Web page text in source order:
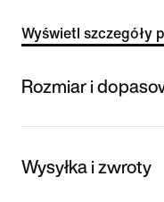
Wyświetl szczegóły
Rozmiar i
Wysyłka i zwroty